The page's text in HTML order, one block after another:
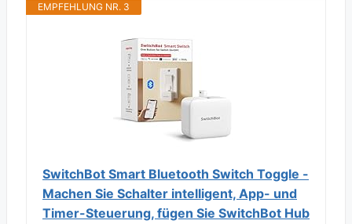
EMPFEHLUNG NR. 3
SwitchBot Smart Bluetooth Switch Toggle -
Machen Sie Schalter intelligent, App- und
Timer-Steuerung, fügen Sie SwitchBot Hub